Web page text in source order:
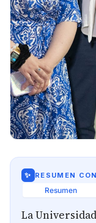
✨ RESUMEN
Resumen
La